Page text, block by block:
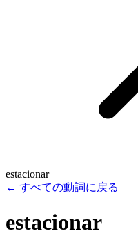
estacionar
← すべての動詞に戻る
estacionar